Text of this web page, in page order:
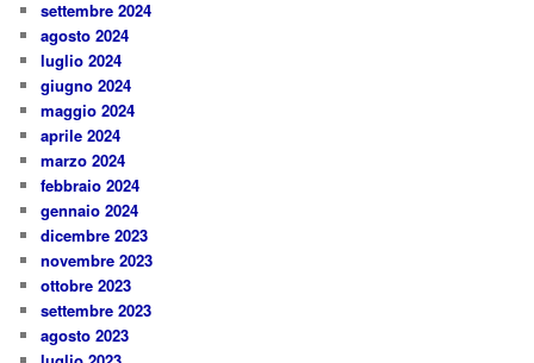
settembre 2024
agosto 2024
luglio 2024
giugno 2024
maggio 2024
aprile 2024
marzo 2024
febbraio 2024
gennaio 2024
dicembre 2023
novembre 2023
ottobre 2023
settembre 2023
agosto 2023